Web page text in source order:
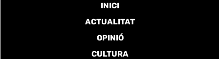
INICI
ACTUALITAT
OPINIÓ
CULTURA